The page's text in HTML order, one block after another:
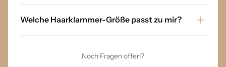
Welche Haarklammer-Größe passt zu mir?
Noch Fragen offen?